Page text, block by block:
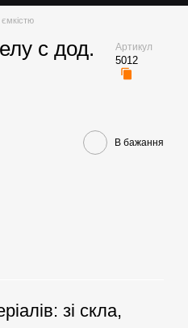
с дод.
Артикул
5012
В бажання
зі скла,